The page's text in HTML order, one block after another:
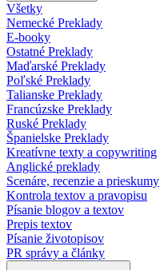
Všetky
Nemecké Preklady
E-booky
Ostatné Preklady
Maďarské Preklady
Poľské Preklady
Talianske Preklady
Francúzske Preklady
Ruské Preklady
Španielske Preklady
Kreatívne texty a copywriting
Anglické preklady
Scenáre, recenzie a prieskumy
Kontrola textov a pravopisu
Písanie blogov a textov
Prepis textov
Písanie životopisov
PR správy a články